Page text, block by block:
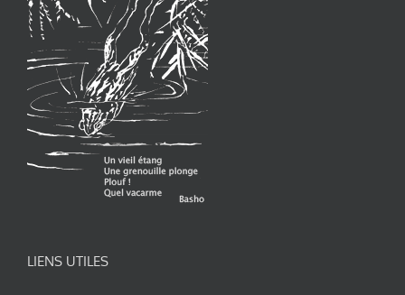
LIENS UTILES